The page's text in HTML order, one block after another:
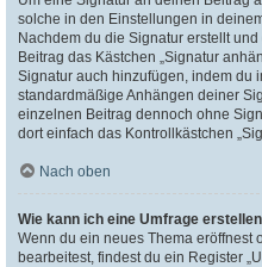
solche in den Einstellungen in
Nachdem du die Signatur erstellt
Beitrag das Kästchen „Signatur
Signatur auch hinzufügen, indem du
standardmäßige Anhängen deiner
einzelnen Beitrag dennoch ohne
dort einfach das Kontrollkästchen
Nach oben
Wie kann ich eine Umfrage
Wenn du ein neues Thema eröffnest
bearbeitest, findest du ein Register